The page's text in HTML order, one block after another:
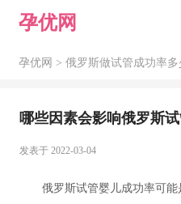
孕优网
孕优网 > 俄罗斯做试管成功率多
哪些因素会影响俄罗斯
发表于 2022-03-04
俄罗斯试管婴儿成功率可